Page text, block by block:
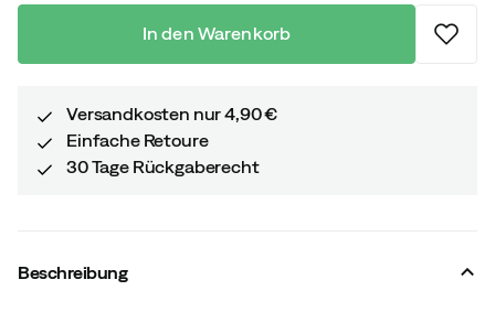
In den Warenkorb
Versandkosten nur 4,90 €
Einfache Retoure
30 Tage Rückgaberecht
Beschreibung